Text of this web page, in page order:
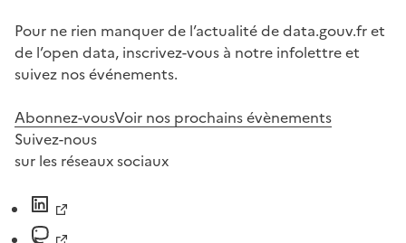
Pour ne rien manquer de l’actualité de data.gouv.fr et
de l’open data, inscrivez-vous à notre infolettre et
suivez nos événements.
Abonnez-vousVoir nos prochains évènements
Suivez-nous
sur les réseaux sociaux